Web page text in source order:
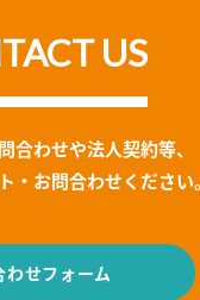
US
合わせや法人契約等、
・お問合わせください。
わせフォーム